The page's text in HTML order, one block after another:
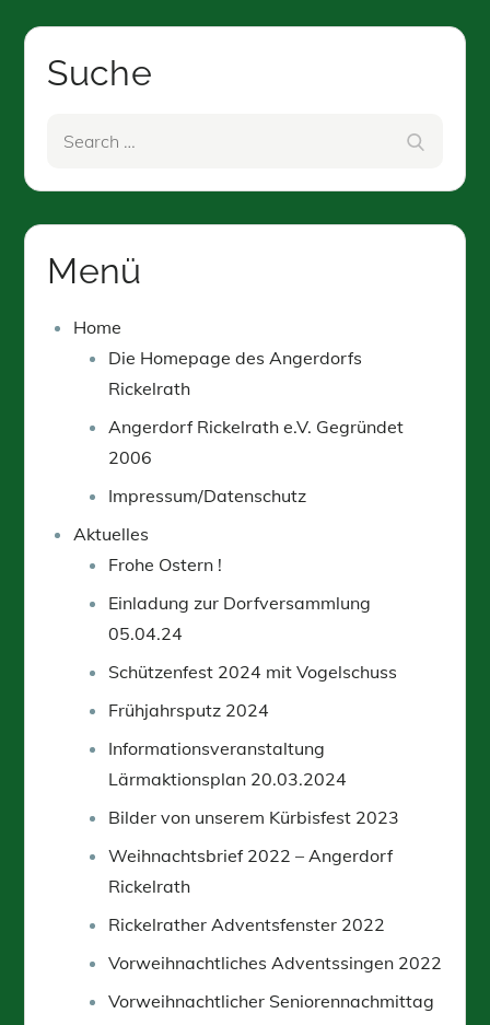
Suche
Menü
Home
Die Homepage des Angerdorfs
Rickelrath
Angerdorf Rickelrath e.V. Gegründet
2006
Impressum/Datenschutz
Aktuelles
Frohe Ostern !
Einladung zur Dorfversammlung
05.04.24
Schützenfest 2024 mit Vogelschuss
Frühjahrsputz 2024
Informationsveranstaltung
Lärmaktionsplan 20.03.2024
Bilder von unserem Kürbisfest 2023
Weihnachtsbrief 2022 – Angerdorf
Rickelrath
Rickelrather Adventsfenster 2022
Vorweihnachtliches Adventssingen 2022
Vorweihnachtlicher Seniorennachmittag